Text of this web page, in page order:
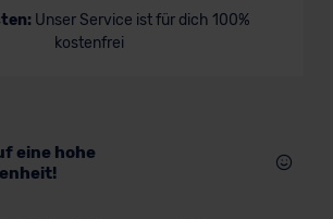
Unser Service ist für dich 100%
kostenfrei
eine hohe